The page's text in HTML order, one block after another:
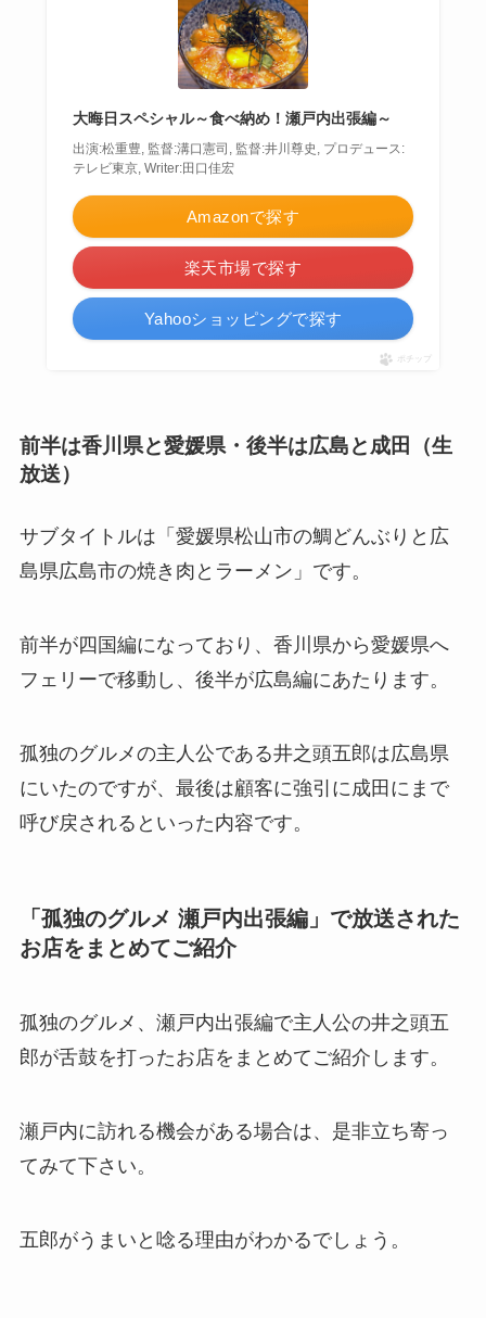
大晦日スペシャル～食べ納め！瀬戸内出張編～
出演:松重豊, 監督:溝口憲司, 監督:井川尊史, プロデュース:
テレビ東京, Writer:田口佳宏
Amazonで探す
楽天市場で探す
Yahooショッピングで探す
ポチップ
前半は香川県と愛媛県・後半は広島と成田（生
放送）
サブタイトルは「愛媛県松山市の鯛どんぶりと広
島県広島市の焼き肉とラーメン」です。
前半が四国編になっており、香川県から愛媛県へ
フェリーで移動し、後半が広島編にあたります。
孤独のグルメの主人公である井之頭五郎は広島県
にいたのですが、最後は顧客に強引に成田にまで
呼び戻されるといった内容です。
「孤独のグルメ 瀬戸内出張編」で放送された
お店をまとめてご紹介
孤独のグルメ、瀬戸内出張編で主人公の井之頭五
郎が舌鼓を打ったお店をまとめてご紹介します。
瀬戸内に訪れる機会がある場合は、是非立ち寄っ
てみて下さい。
五郎がうまいと唸る理由がわかるでしょう。